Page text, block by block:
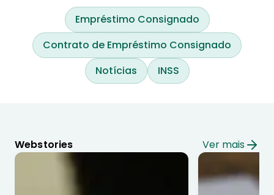
Empréstimo Consignado
Contrato de Empréstimo Consignado
Notícias
INSS
Webstories Ver mais